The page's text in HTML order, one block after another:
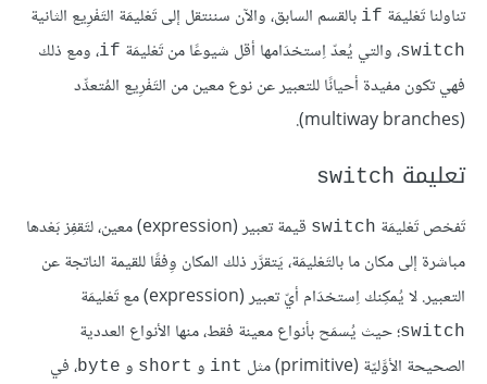
تناولنا تَعْليمَة if بالقسم السابق، والآن سننتقل إلى تَعْليمَة التَفْرِيع الثانية
switch، والتي يُعدّ اِستخدَامها أقل شيوعًا من تَعْليمَة if، ومع ذلك
فهي تكون مفيدة أحيانًا للتعبير عن نوع معين من التَفْرِيع المُتعدِّد
(multiway branches).
تعليمة switch
تَفحْص تَعْليمَة switch
قيمة تعبير (expression) معين، لتَقفِز بَعْدها
مباشرة إلى مكان ما بالتَعْليمَة، يَتقرَّر ذلك المكان وِفقًا للقيمة الناتجة عن
التعبير. لا يُمكِنك اِستخدَام أيّ تعبير (expression) مع تَعْليمَة
switch؛ حيث يُسمَح بأنواع معينة فقط، منها الأنواع العددية
الصحيحة الأوَّليّة (primitive) مثل
int و short و byte، في